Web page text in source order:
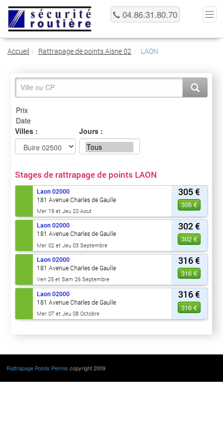
04.86.31.80.70
Accueil Rattrapage de points Aisne 02 LAON
Villes : Jours :
Stages de rattrapage de points LAON
305 €
305 €
Laon 02000
181 Avenue Charles de Gaulle
Mer 19 et Jeu 20 Aout
302 €
302 €
Laon 02000
181 Avenue Charles de Gaulle
Mer 02 et Jeu 03 Septembre
316 €
316 €
Laon 02000
181 Avenue Charles de Gaulle
Ven 25 et Sam 26 Septembre
316 €
316 €
Laon 02000
181 Avenue Charles de Gaulle
Mer 07 et Jeu 08 Octobre
Rattrapage Points Permis copyright 2009